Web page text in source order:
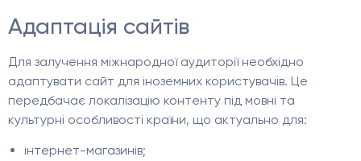
Адаптація сайтів
Для залучення міжнародної аудиторії необхідно
адаптувати сайт для іноземних користувачів. Це
передбачає локалізацію контенту під мовні та
культурні особливості країни, що актуально для:
інтернет-магазинів;